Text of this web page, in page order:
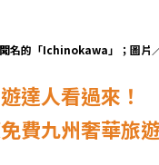
名的「Ichinokawa」；圖片
達人看過來！
費九州奢華旅